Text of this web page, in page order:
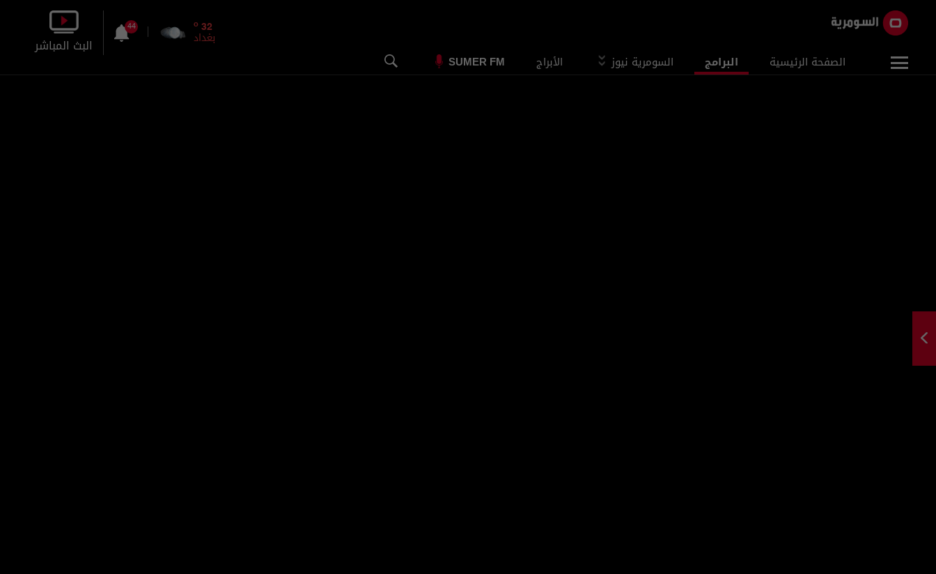
الصفحة الرئيسية البرامج السومرية نيوز الأبراج SUMER FM
32
o
بغداد
44
البث المباشر